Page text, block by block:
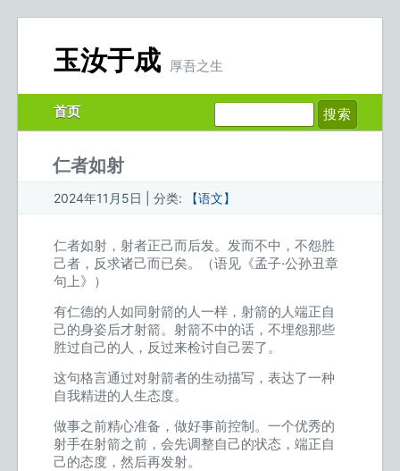
玉汝于成 厚吾之生
首页
仁者如射
2024年11月5日 | 分类: 【语文】
仁者如射，射者正己而后发。发而不中，不怨胜
己者，反求诸己而已矣。（语见《孟子·公孙丑章
句上》）
有仁德的人如同射箭的人一样，射箭的人端正自
己的身姿后才射箭。射箭不中的话，不埋怨那些
胜过自己的人，反过来检讨自己罢了。
这句格言通过对射箭者的生动描写，表达了一种
自我精进的人生态度。
做事之前精心准备，做好事前控制。一个优秀的
射手在射箭之前，会先调整自己的状态，端正自
己的态度，然后再发射。